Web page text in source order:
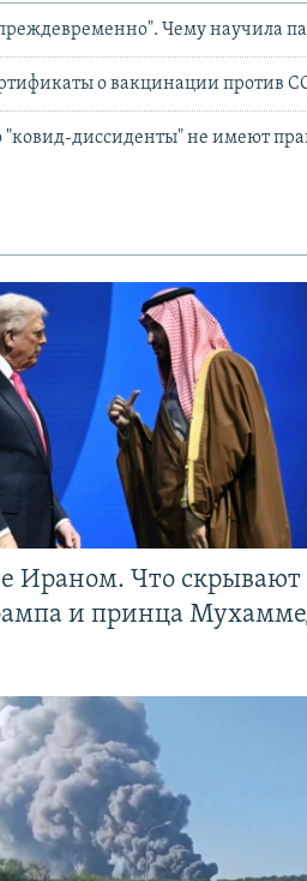
Чему научила
о вакцинации против
"ковид-диссиденты" не имеют
Ираном. Что скрывают
и принца